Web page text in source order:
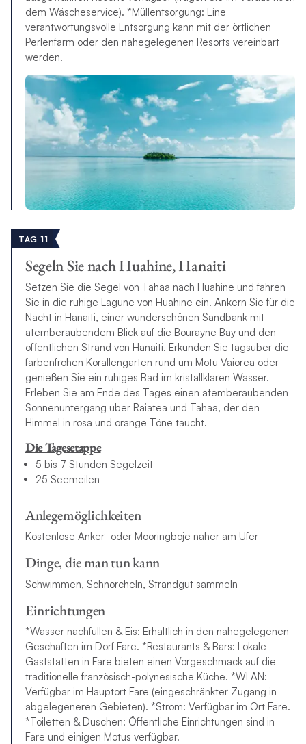
dem Wäscheservice). *Müllentsorgung: Eine
verantwortungsvolle Entsorgung kann mit der örtlichen
Perlenfarm oder den nahegelegenen Resorts vereinbart
werden.
TAG 11
Segeln Sie nach Huahine, Hanaiti
Setzen Sie die Segel von Tahaa nach Huahine und fahren
Sie in die ruhige Lagune von Huahine ein. Ankern Sie für die
Nacht in Hanaiti, einer wunderschönen Sandbank mit
atemberaubendem Blick auf die Bourayne Bay und den
öffentlichen Strand von Hanaiti. Erkunden Sie tagsüber die
farbenfrohen Korallengärten rund um Motu Vaiorea oder
genießen Sie ein ruhiges Bad im kristallklaren Wasser.
Erleben Sie am Ende des Tages einen atemberaubenden
Sonnenuntergang über Raiatea und Tahaa, der den
Himmel in rosa und orange Töne taucht.
Die Tagesetappe
5 bis 7 Stunden Segelzeit
25 Seemeilen
Anlegemöglichkeiten
Kostenlose Anker- oder Mooringboje näher am Ufer
Dinge, die man tun kann
Schwimmen, Schnorcheln, Strandgut sammeln
Einrichtungen
*Wasser nachfüllen & Eis: Erhältlich in den nahegelegenen
Geschäften im Dorf Fare. *Restaurants & Bars: Lokale
Gaststätten in Fare bieten einen Vorgeschmack auf die
traditionelle französisch-polynesische Küche. *WLAN:
Verfügbar im Hauptort Fare (eingeschränkter Zugang in
abgelegeneren Gebieten). *Strom: Verfügbar im Ort Fare.
*Toiletten & Duschen: Öffentliche Einrichtungen sind in
Fare und einigen Motus verfügbar.